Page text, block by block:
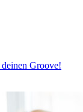
Groove!